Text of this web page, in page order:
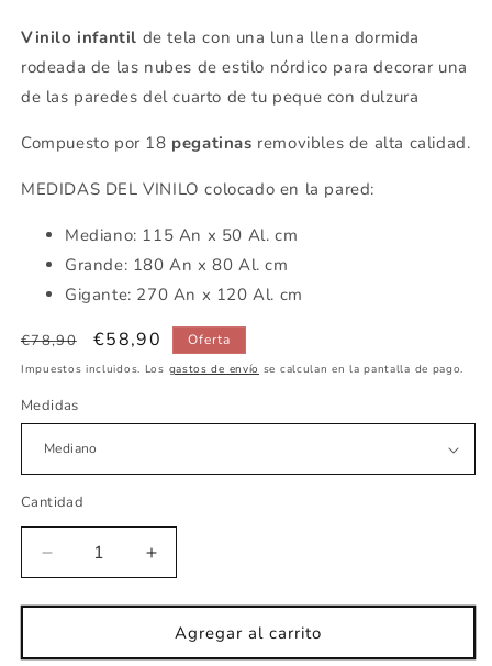
Vinilo infantil de tela con una luna llena dormida
rodeada de las nubes de estilo nórdico para decorar una
de las paredes del cuarto de tu peque con dulzura
Compuesto por 18 pegatinas removibles de alta calidad.
MEDIDAS DEL VINILO colocado en la pared:
Mediano: 115 An x 50 Al. cm
Grande: 180 An x 80 Al. cm
Gigante: 270 An x 120 Al. cm
Precio
habitual
€78,90
Precio
de
€58,90 Oferta
Impuestos incluidos. Los gastos de envío se calculan en la pantalla de pago.
Medidas
Cantidad
Reducir
cantidad
para
infantil
Aumentar
cantidad
para
Vinilo
infantil
Agregar al carrito